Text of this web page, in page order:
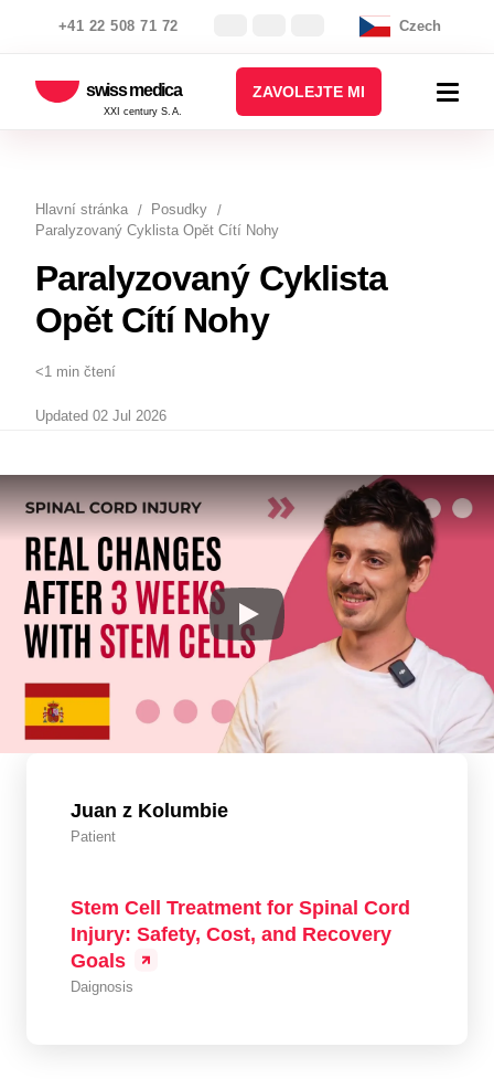
+41 22 508 71 72 Czech
swiss medica
XXI century S.A.
ZAVOLEJTE MI
Hlavní stránka
Posudky
Paralyzovaný Cyklista Opět Cítí Nohy
Paralyzovaný Cyklista
Opět Cítí Nohy
<1 min čtení
Updated 02 Jul 2026
Juan z Kolumbie
Patient
Stem Cell Treatment for Spinal Cord
Injury: Safety, Cost, and Recovery
Goals
Daignosis